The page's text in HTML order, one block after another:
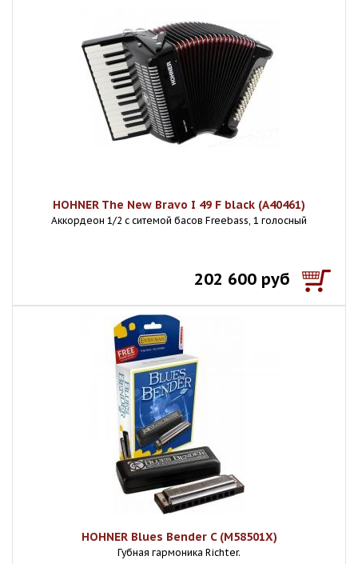
HOHNER The New Bravo I 49 F black (A40461)
Аккордеон 1/2 с ситемой басов Freebass, 1 голосный
202 600 руб
HOHNER Blues Bender C (M58501X)
Губная гармоника Richter.